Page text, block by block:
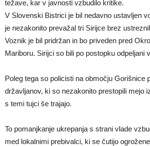
težave, kar v javnosti vzbudilo kritike.
V Slovenski Bistrici je bil nedavno ustavljen
je nezakonito prevažal tri Sirijce brez
Voznik je bil pridržan in bo priveden pred
Mariboru. Sirijci so bili po postopku odpeljani
Poleg tega so policisti na območju Gorišnice
državljanov, ki so nezakonito prestopili mejo
s temi tujci še trajajo.
To pomanjkanje ukrepanja s strani vlade
med lokalnimi prebivalci, ki se čutijo